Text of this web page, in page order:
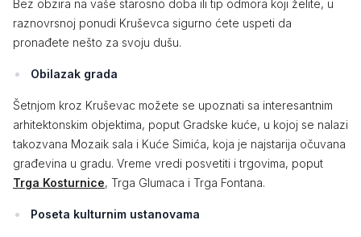
Bez obzira na vaše starosno doba ili tip odmora koji želite, u
raznovrsnoj ponudi Kruševca sigurno ćete uspeti da
pronađete nešto za svoju dušu.
Obilazak grada
Šetnjom kroz Kruševac možete se upoznati sa interesantnim
arhitektonskim objektima, poput Gradske kuće, u kojoj se nalazi
takozvana Mozaik sala i Kuće Simića, koja je najstarija očuvana
građevina u gradu. Vreme vredi posvetiti i trgovima, poput
Trga Kosturnice, Trga Glumaca i Trga Fontana.
Poseta kulturnim ustanovama